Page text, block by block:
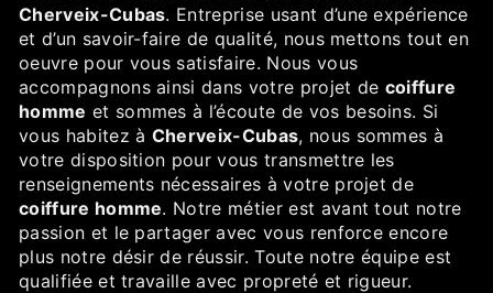
Cherveix-Cubas. Entreprise usant d’une expérience
et d’un savoir-faire de qualité, nous mettons tout en
oeuvre pour vous satisfaire. Nous vous
accompagnons ainsi dans votre projet de coiffure
homme et sommes à l’écoute de vos besoins. Si
vous habitez à Cherveix-Cubas, nous sommes à
votre disposition pour vous transmettre les
renseignements nécessaires à votre projet de
coiffure homme. Notre métier est avant tout notre
passion et le partager avec vous renforce encore
plus notre désir de réussir. Toute notre équipe est
qualifiée et travaille avec propreté et rigueur.